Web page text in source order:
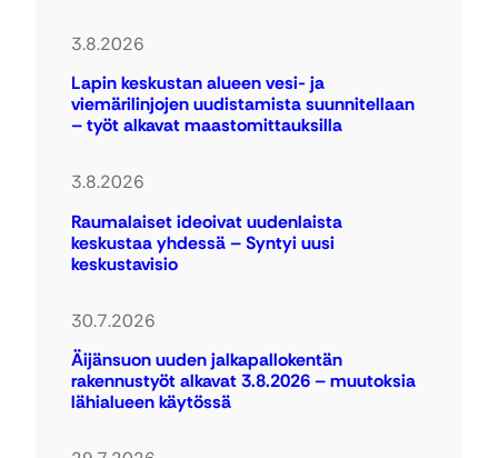
3.8.2026
Lapin keskustan alueen vesi- ja
viemärilinjojen uudistamista suunnitellaan
– työt alkavat maastomittauksilla
3.8.2026
Raumalaiset ideoivat uudenlaista
keskustaa yhdessä – Syntyi uusi
keskustavisio
30.7.2026
Äijänsuon uuden jalkapallokentän
rakennustyöt alkavat 3.8.2026 – muutoksia
lähialueen käytössä